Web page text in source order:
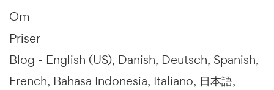
Om
Priser
Blog - English (US) Danish Deutsch Spanish
French Bahasa Indonesia Italiano 日本語